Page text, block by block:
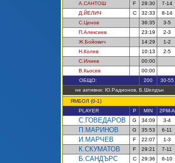
А.САНТОШ
F 28:30 7-14
Д.ЙЕЛИЧ
C 32:33 8-14
С.Ценов
36:35 3-5
П.Алексиев
23:19 2-3
Ж.Бойович
14:29 1-2
Н.Колев
10:13 2-5
С.Илиев
00:00
В.Кьосев
00:00
ОБЩО:
200 30-55
не активни: Ю.Радионов, Б.Шелдън
ЯМБОЛ (0-1)
PLAYER
P MIN 2PM-A
С.ГОВЕДАРОВ G 34:09 3-4
П.МАРИНОВ G 35:53 6-11
И.МАРЧЕВ F 22:07 1-3
К.СКУМАТОВ F 29:21 7-11
Б.САНДЪРС C 29:36 6-10